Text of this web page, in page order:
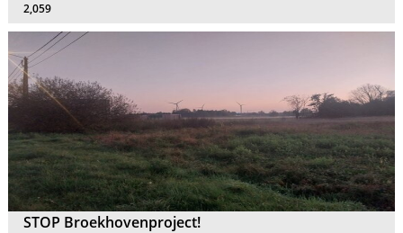
2,059
STOP Broekhovenproject!